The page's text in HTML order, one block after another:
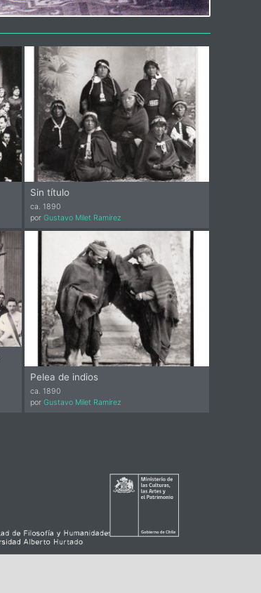
Sin título
ca. 1890
porGustavo Milet Ramírez
Pelea de indios
ca. 1890
porGustavo Milet Ramírez